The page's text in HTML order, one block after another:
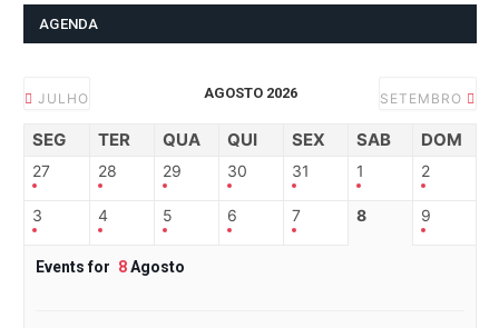
AGENDA
JULHO AGOSTO 2026 SETEMBRO
SEG TER QUA QUI SEX SAB DOM
27 28 29 30 31 1 2
3 4 5 6 7 8 9
Events for 8Agosto